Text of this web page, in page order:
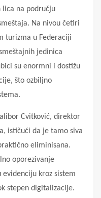
lica na području
Na nivou četiri
turizma u Federaciji
jedinica
su enormni i dostižu
što ozbiljno
Cvitković, direktor
ističući da je tamo siva
eliminisana.
oporezivanje
kroz sistem
stepen digitalizacije.